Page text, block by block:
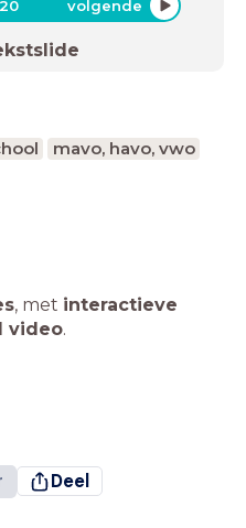
20 volgende
mavo, havo, vwo
, met interactieve
video.
Deel